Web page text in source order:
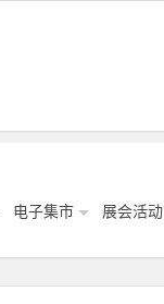
电子集市 展会活动